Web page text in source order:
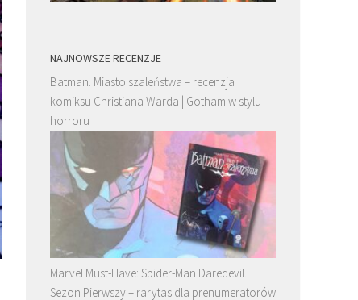
NAJNOWSZE RECENZJE
Batman. Miasto szaleństwa – recenzja
komiksu Christiana Warda | Gotham w stylu
horroru
Marvel Must-Have: Spider-Man Daredevil.
Sezon Pierwszy – rarytas dla prenumeratorów